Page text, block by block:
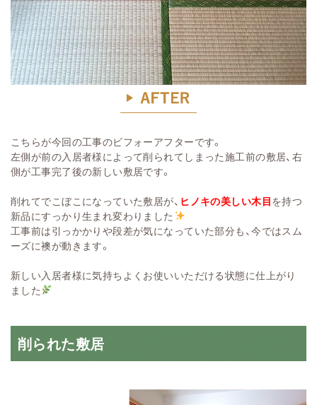
こちらが今回の工事のビフォーアフターです。
左側が前の入居者様によって削られてしまった施工前の敷居、右
側が工事完了後の新しい敷居です。
削れてでこぼこになっていた敷居が、 ヒノキの美しい木目を持つ
新品にすっかり生まれ変わりました
工事前は引っかかりや段差が気になっていた部分も、今ではスム
ーズに襖が動きます。
新しい入居者様に気持ちよくお使いいただける状態に仕上がり
ました
削られた敷居